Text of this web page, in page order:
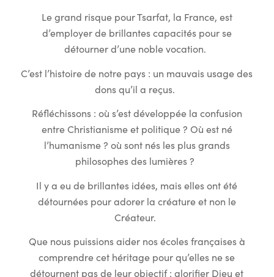
Le grand risque pour Tsarfat, la France, est
d’employer de brillantes capacités pour se
détourner d’une noble vocation.
C’est l’histoire de notre pays : un mauvais usage des
dons qu’il a reçus.
Réfléchissons : où s’est développée la confusion
entre Christianisme et politique ? Où est né
l’humanisme ? où sont nés les plus grands
philosophes des lumières ?
Il y a eu de brillantes idées, mais elles ont été
détournées pour adorer la créature et non le
Créateur.
Que nous puissions aider nos écoles françaises à
comprendre cet héritage pour qu’elles ne se
détournent pas de leur objectif : glorifier Dieu et